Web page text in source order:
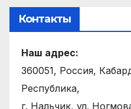
Контакты
Наш адрес:
360051, Россия,
Республика,
г. Нальчик, ул.